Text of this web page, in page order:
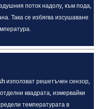
поток надолу, към пода,
Така се избягва изсушаване
използват решетъчен сензор,
квадрата, измервайки
температурата в